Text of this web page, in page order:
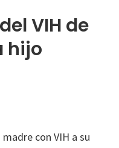
VIH de
hijo
con VIH a su